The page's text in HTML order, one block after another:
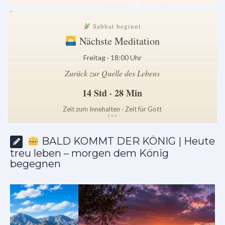
.
Sabbat beginnt
Nächste Meditation
Freitag · 18:00 Uhr
Zurück zur Quelle des Lebens
14 Std · 28 Min
Zeit zum Innehalten · Zeit für Gott
***
BALD KOMMT DER KÖNIG | Heute
treu leben – morgen dem König
begegnen